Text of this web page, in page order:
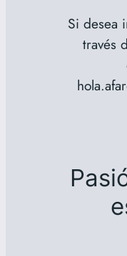
Si desea
través